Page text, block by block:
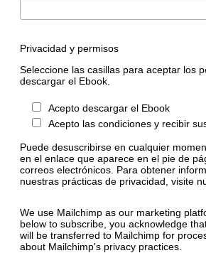
Privacidad y permisos
Seleccione las casillas para aceptar los
descargar el Ebook.
Acepto descargar el Ebook
Acepto las condiciones y recibir
Puede desuscribirse en cualquier
en el enlace que aparece en el pie de
correos electrónicos. Para obtener
nuestras prácticas de privacidad, visite
We use Mailchimp as our marketing
below to subscribe, you acknowledge
will be transferred to Mailchimp for
about Mailchimp's privacy practices.